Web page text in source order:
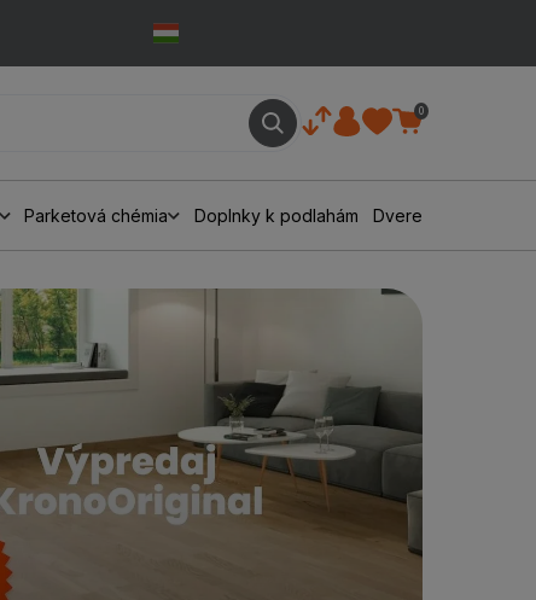
0
Parketová chémia Doplnky k podlahám Dvere